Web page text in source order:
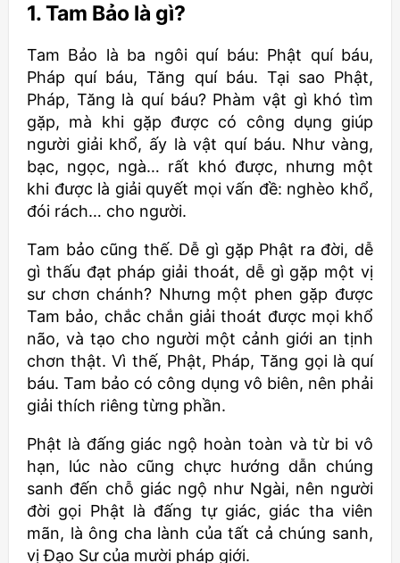
1. Tam Bảo là gì?
Tam Bảo là ba ngôi quí báu: Phật quí báu,
Pháp quí báu, Tăng quí báu. Tại sao Phật,
Pháp, Tăng là quí báu? Phàm vật gì khó tìm
gặp, mà khi gặp được có công dụng giúp
người giải khổ, ấy là vật quí báu. Như vàng,
bạc, ngọc, ngà… rất khó được, nhưng một
khi được là giải quyết mọi vấn đề: nghèo khổ,
đói rách… cho người.
Tam bảo cũng thế. Dễ gì gặp Phật ra đời, dễ
gì thấu đạt pháp giải thoát, dễ gì gặp một vị
sư chơn chánh? Nhưng một phen gặp được
Tam bảo, chắc chắn giải thoát được mọi khổ
não, và tạo cho người một cảnh giới an tịnh
chơn thật. Vì thế, Phật, Pháp, Tăng gọi là quí
báu. Tam bảo có công dụng vô biên, nên phải
giải thích riêng từng phần.
Phật là đấng giác ngộ hoàn toàn và từ bi vô
hạn, lúc nào cũng chực hướng dẫn chúng
sanh đến chỗ giác ngộ như Ngài, nên người
đời gọi Phật là đấng tự giác, giác tha viên
mãn, là ông cha lành của tất cả chúng sanh,
vị Đạo Sư của mười pháp giới.